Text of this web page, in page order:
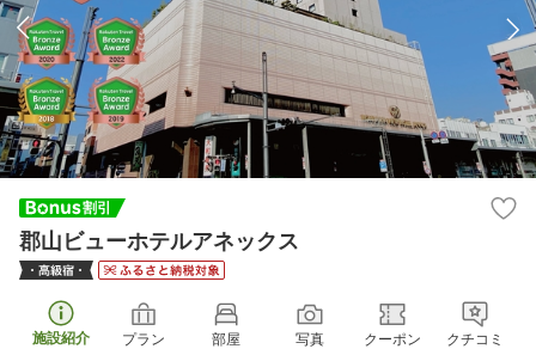
郡山ビューホテルアネックス
施設紹介 プラン 部屋 写真 クーポン クチコミ